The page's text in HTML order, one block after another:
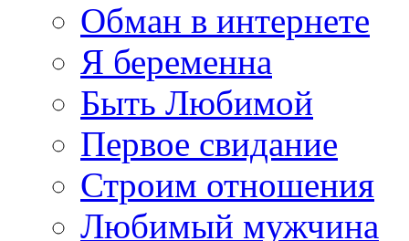
Обман в интернете
Я беременна
Быть Любимой
Первое свидание
Строим отношения
Любимый мужчина